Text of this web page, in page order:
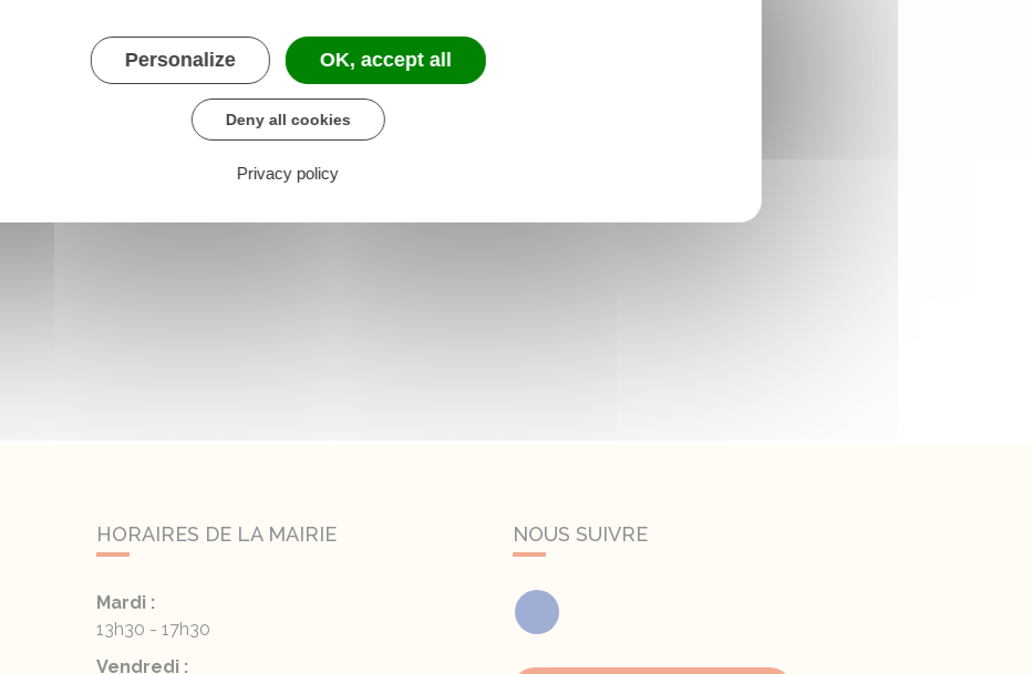
HORAIRES DE LA MAIRIE
Mardi :
13h30 - 17h30
Vendredi :
NOUS SUIVRE
Facebook
Personalize OK, accept all
Deny all cookies
Privacy policy